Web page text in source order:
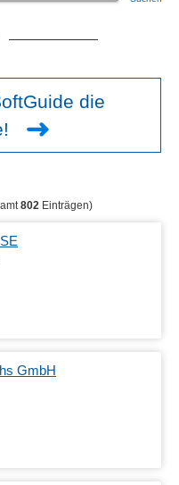
die
802Einträgen)
GmbH